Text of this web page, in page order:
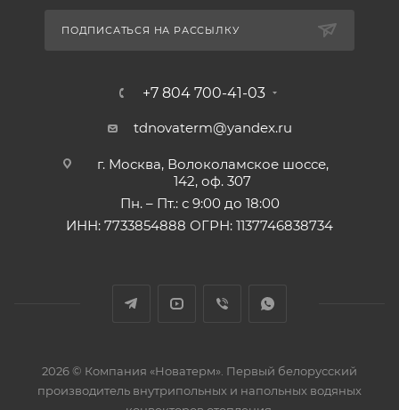
ПОДПИСАТЬСЯ НА РАССЫЛКУ
+7 804 700-41-03
tdnovaterm@yandex.ru
г. Москва, Волоколамское шоссе,
142, оф. 307
Пн. – Пт.: с 9:00 до 18:00
ИНН: 7733854888 ОГРН: 1137746838734
2026 © Компания «Новатерм». Первый белорусский
производитель внутрипольных и напольных водяных